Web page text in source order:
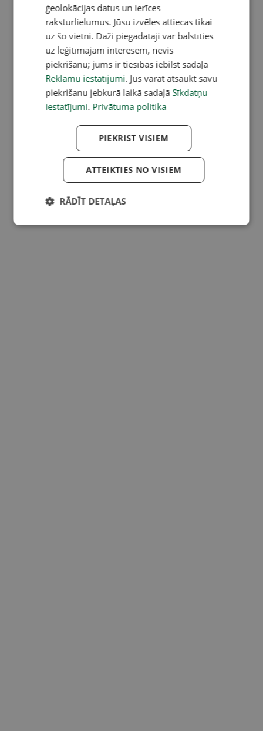
ģeolokācijas datus un ierīces
raksturlielumus. Jūsu izvēles attiecas tikai
uz šo vietni. Daži piegādātāji var balstīties
uz leģitīmajām interesēm, nevis
piekrišanu; jums ir tiesības iebilst sadaļā
Reklāmu iestatījumi. Jūs varat atsaukt savu
piekrišanu jebkurā laikā sadaļā Sīkdatņu
iestatījumi. Privātuma politika
PIEKRIST VISIEM
ATTEIKTIES NO VISIEM
RĀDĪT DETAĻAS